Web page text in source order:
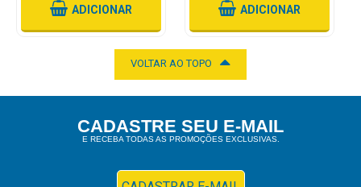
Dermocosméticos
ADICIONAR ADICIONAR
VOLTAR AO TOPO
CADASTRE SEU E-MAIL
E RECEBA TODAS AS PROMOÇÕES EXCLUSIVAS.